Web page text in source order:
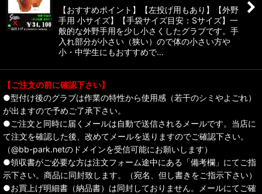
【おすすめポイント】【左投げ用もあり】【外野
手用 小サイズ】【手袋サイズ目安：Sサイズ】一
般的な外野手用を少し小さくしたグラブです。手
入れ部分が小さい（狭い）ので体の小さい方や
小・中学生にもおすすめで…
【ご注文の前に確認下さい】
●型付け後のグラブは作業の特性から使用感（若干のシミやよごれ）
が出ますので予めご了承下さい。
●ご注文と同時に届くメールは自動で送信されるメールです。当店に
て注文を確認した後、改めてメールを送りますのでご確認下さい。
（@bb-park.netのドメインを受信可能にお願いします）
●領収書がご必要な方は注文フォーム途中にある「備考欄」にてご指
示下さい。商品に同封致します。（宛名、但し書きをご指示下さい）
●お買上げ明細書（納品書）は同封しておりません。メールにてご確